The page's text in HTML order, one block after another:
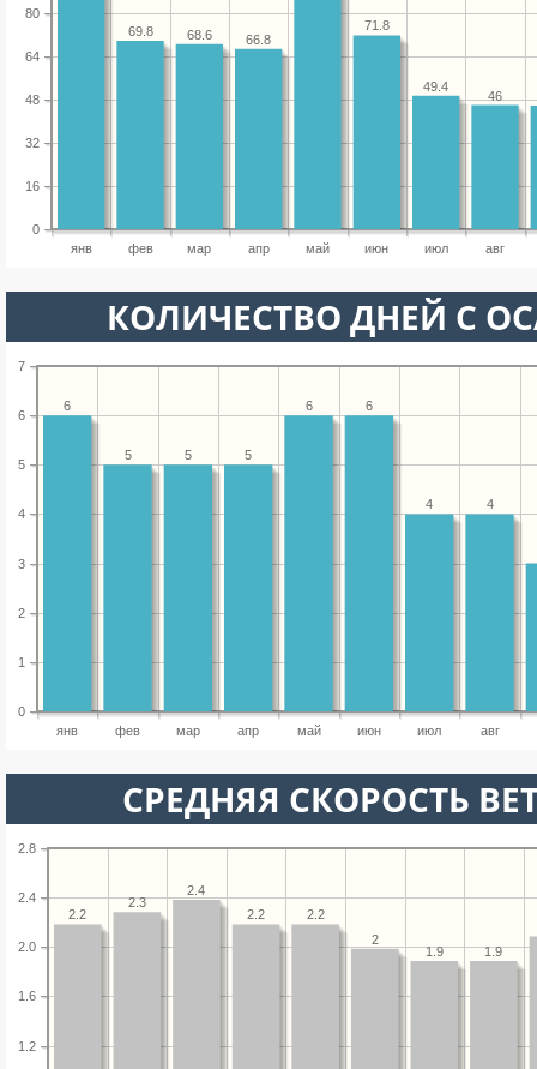
янв фев мар апр май июн июл авг
0
16
32
48
64
80
46
49.4
71.8
66.8
68.6
69.8
КОЛИЧЕСТВО ДНЕЙ С
янв фев мар апр май июн июл авг
0
1
2
3
4
5
6
7
4
4
6
6
5
5
5
6
СРЕДНЯЯ СКОРОСТЬ
1.2
1.6
2.0
2.4
2.8
1.9
1.9
2
2.2
2.2
2.4
2.3
2.2